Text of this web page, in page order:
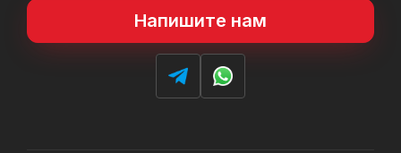
Напишите нам